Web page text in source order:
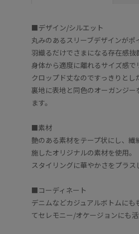
■デザイン/シルエット
丸みのあるスリーブデザインがポ
羽織るだけでさまになる存在感抜
身体から適度に離れるサイズ感で
クロップド丈なのですっきりとし
裏地に表地と同色のオーガンジ
ます。
■素材
艶のある素材をテープ状にし、
施したオリジナルの素材を使用。
スタイリングに華やかさをプラス
■コーディネート
デニムなどカジュアルボトムに
てセレモニー/オケージョンにも活